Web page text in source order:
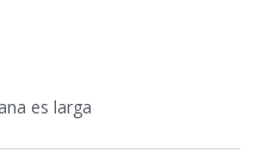
es larga